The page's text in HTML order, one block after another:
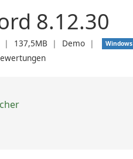
8.12.30
❘ 137,5MB ❘ Demo ❘ Windows